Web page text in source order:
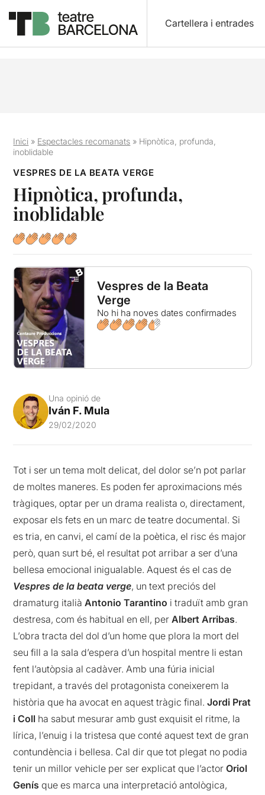
Cartellera i entrades
Inici » Espectacles recomanats » Hipnòtica, profunda,
inoblidable
VESPRES DE LA BEATA VERGE
Hipnòtica, profunda,
inoblidable
Vespres de la Beata
Verge
No hi ha noves dates confirmades
Una opinió de
Iván F. Mula
29/02/2020
Tot i ser un tema molt delicat, del dolor se’n pot parlar
de moltes maneres. Es poden fer aproximacions més
tràgiques, optar per un drama realista o, directament,
exposar els fets en un marc de teatre documental. Si
es tria, en canvi, el camí de la poètica, el risc és major
però, quan surt bé, el resultat pot arribar a ser d’una
bellesa emocional inigualable. Aquest és el cas de
Vespres de la beata verge, un text preciós del
dramaturg italiàAntonio Tarantino i traduït amb gran
destresa, com és habitual en ell, perAlbert Arribas.
L’obra tracta del dol d’un home que plora la mort del
seu fill a la sala d’espera d’un hospital mentre li estan
fent l’autòpsia al cadàver. Amb una fúria inicial
trepidant, a través del protagonista coneixerem la
història que ha avocat en aquest tràgic final.Jordi Prat
i Coll ha sabut mesurar amb gust exquisit el ritme, la
lírica, l’enuig i la tristesa que conté aquest text de gran
contundència i bellesa. Cal dir que tot plegat no podia
tenir un millor vehicle per ser explicat que l’actorOriol
Genís que es marca una interpretació antològica,